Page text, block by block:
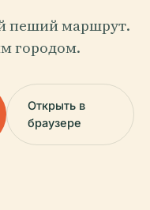
пеший маршрут.
городом.
Открыть в
браузере